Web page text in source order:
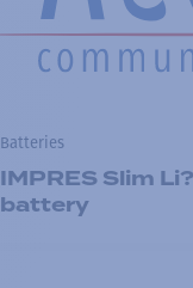
Batteries
IMPRES Slim
battery